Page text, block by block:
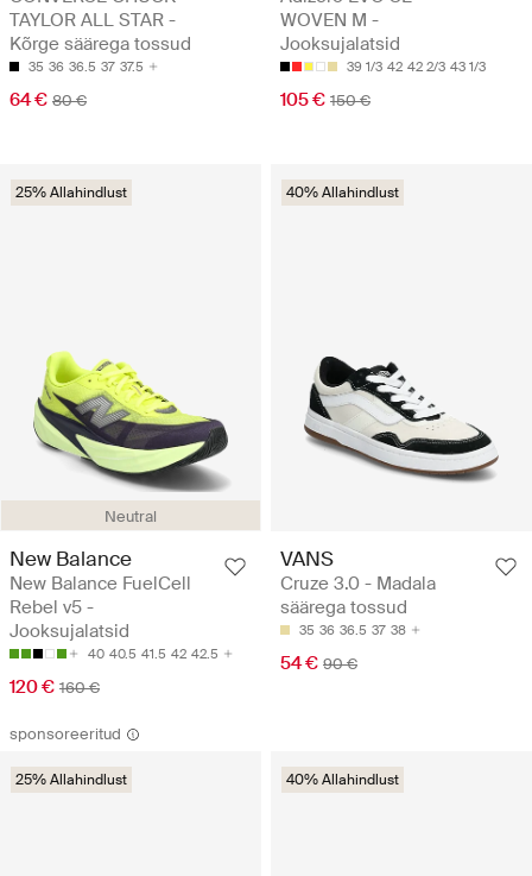
TAYLOR ALL STAR -
Kõrge säärega tossud
35 36 36.5 37 37.5
64 € 80 €
WOVEN M -
Jooksujalatsid
39 1/3 42 42 2/3 43 1/3
105 € 150 €
Neutral
25% Allahindlust
New Balance
New Balance FuelCell
Rebel v5 -
Jooksujalatsid
40 40.5 41.5 42 42.5
120 € 160 €
40% Allahindlust
VANS
Cruze 3.0 - Madala
säärega tossud
35 36 36.5 37 38
54 € 90 €
sponsoreeritud
25% Allahindlust 40% Allahindlust